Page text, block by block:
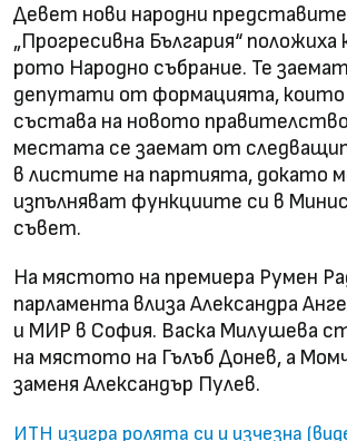
Девет нови народни
„Прогресивна България“
рото Народно събрание. Те
депутати от формацията, които
състава на новото
местата се заемат от
в листите на партията, докато
изпълняват функциите си в
съвет.
На мястото на премиера Румен
парламента влиза Александра
и МИР в София. Васка Милушева
на мястото на Гълъб Донев, а
заменя Александър Пулев.
ИТН изигра ролята си и изчезна